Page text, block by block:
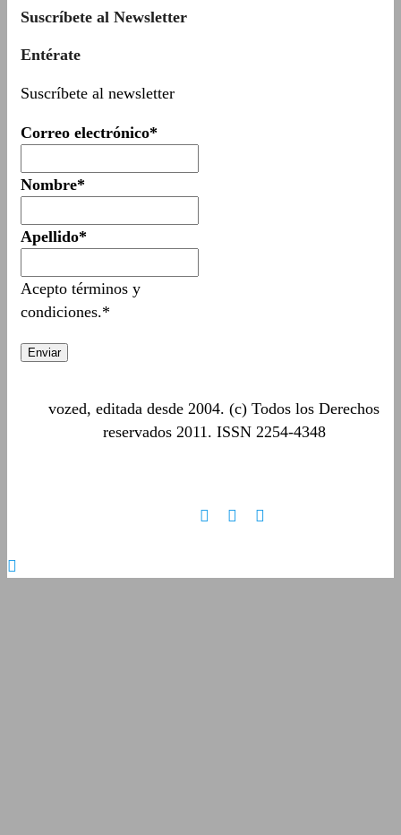
Suscríbete al Newsletter
Entérate
Suscríbete al newsletter
Correo electrónico*
Nombre*
Apellido*
Acepto términos y
condiciones.*
vozed, editada desde 2004. (c) Todos los Derechos
reservados 2011. ISSN 2254-4348